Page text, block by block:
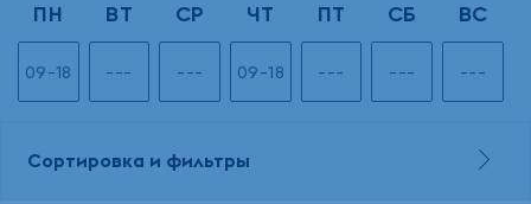
ПН
09-18
ВТ
---
СР
---
ЧТ
09-18
ПТ
---
СБ
---
ВС
---
Сортировка и фильтры